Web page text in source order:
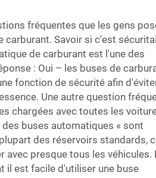
fréquentes que les gens
carburant. Savoir si c'est
de carburant est l'une des
: Oui – les buses de
fonction de sécurité afin
Une autre question
chargées avec toutes les
buses automatiques « sont
des réservoirs standards,
avec presque tous les véhicules.
il est facile d'utiliser une buse